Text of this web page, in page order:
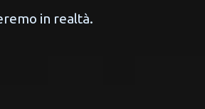
in realtà.